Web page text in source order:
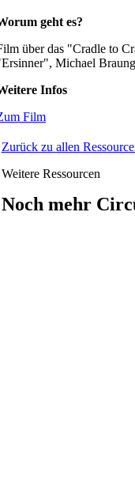
geht es?
über das "Cradle to
Michael
Infos
Film
Zurück zu allen
Weitere Ressourcen
Noch mehr